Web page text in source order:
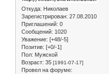
Откуда: Николаев
Зарегистрирован: 27.08.2010
Приглашений: 0
Сообщений: 1020
Уважение: [+48/-5]
Позитив: [+0/-1]
Пол: Мужской
Возраст: 35 [1991-07-17]
Провел на форуме: